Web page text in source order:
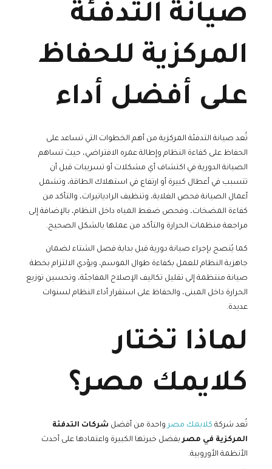
صيانة التدفئة
المركزية للحفاظ
على أفضل أداء
تُعد صيانة التدفئة المركزية من أهم الخطوات التي تساعد على
الحفاظ على كفاءة النظام وإطالة عمره الافتراضي، حيث تساهم
الصيانة الدورية في اكتشاف أي مشكلات أو تسريبات قبل أن
تتسبب في أعطال كبيرة أو ارتفاع في استهلاك الطاقة، وتشمل
أعمال الصيانة فحص الغلاية، وتنظيف الرادياتيرات، والتأكد من
كفاءة المضخات، وفحص ضغط المياه داخل النظام، بالإضافة إلى
مراجعة منظمات الحرارة والتأكد من عملها بالشكل الصحيح.
كما يُنصح بإجراء صيانة دورية قبل بداية فصل الشتاء لضمان
جاهزية النظام للعمل بكفاءة طوال الموسم، ويؤدي الالتزام بخطة
صيانة منتظمة إلى تقليل تكاليف الإصلاح المفاجئة، وتحسين توزيع
الحرارة داخل المبنى، والحفاظ على استقرار أداء النظام لسنوات
عديدة.
لماذا تختار
كلايمك مصر؟
تُعد شركة كلايمك مصر واحدة من أفضل شركات التدفئة
المركزية في مصربفضل خبرتها الكبيرة واعتمادها على أحدث
الأنظمة الأوروبية.